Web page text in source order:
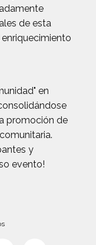
de esta
en
promoción de
y
evento!